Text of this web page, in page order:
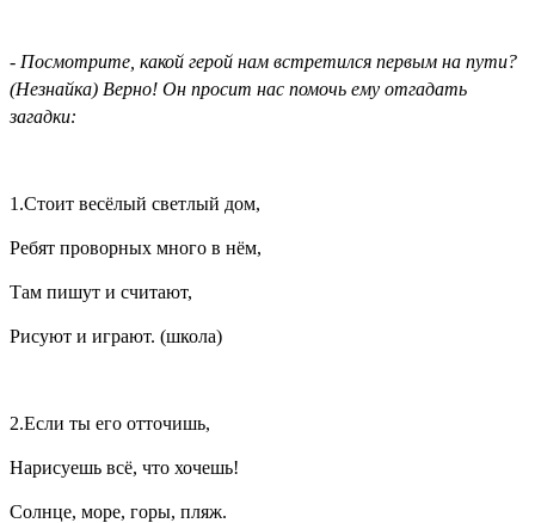
- Посмотрите, какой герой нам встретился первым на пути?
(Незнайка) Верно! Он просит нас помочь ему отгадать
загадки:
1.Стоит весёлый светлый дом,
Ребят проворных много в нём,
Там пишут и считают,
Рисуют и играют. (школа)
2.Если ты его отточишь,
Нарисуешь всё, что хочешь!
Солнце, море, горы, пляж.